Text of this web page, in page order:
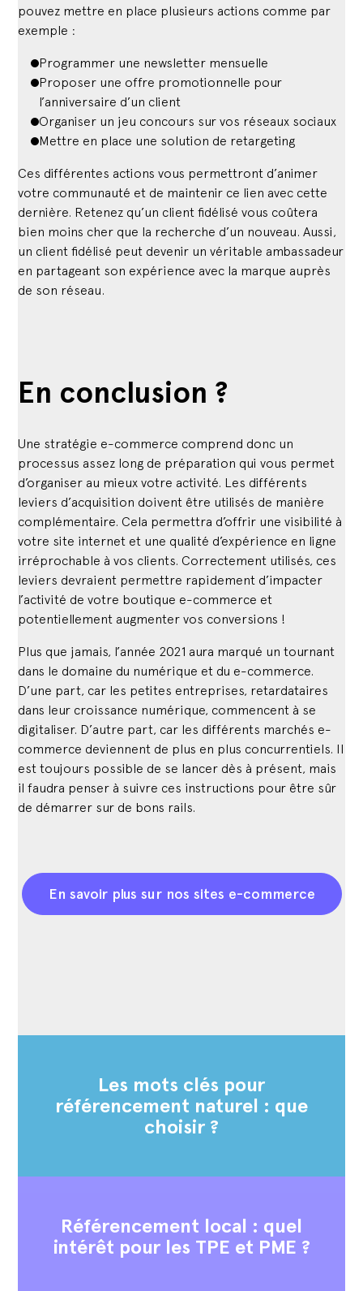
pouvez mettre en place plusieurs actions comme par
exemple :
Programmer une newsletter mensuelle
Proposer une offre promotionnelle pour
l’anniversaire d’un client
Organiser un jeu concours sur vos réseaux sociaux
Mettre en place une solution de retargeting
Ces différentes actions vous permettront d’animer
votre communauté et de maintenir ce lien avec cette
dernière. Retenez qu’un client fidélisé vous coûtera
bien moins cher que la recherche d’un nouveau. Aussi,
un client fidélisé peut devenir un véritable ambassadeur
en partageant son expérience avec la marque auprès
de son réseau.
En conclusion ?
Une stratégie e-commerce comprend donc un
processus assez long de préparation qui vous permet
d’organiser au mieux votre activité. Les différents
leviers d’acquisition doivent être utilisés de manière
complémentaire. Cela permettra d’offrir une visibilité à
votre site internet et une qualité d’expérience en ligne
irréprochable à vos clients. Correctement utilisés, ces
leviers devraient permettre rapidement d’impacter
l’activité de votre boutique e-commerce et
potentiellement augmenter vos conversions !
Plus que jamais, l’année 2021 aura marqué un tournant
dans le domaine du numérique et du e-commerce.
D’une part, car les petites entreprises, retardataires
dans leur croissance numérique, commencent à se
digitaliser. D’autre part, car les différents marchés e-
commerce deviennent de plus en plus concurrentiels. Il
est toujours possible de se lancer dès à présent, mais
il faudra penser à suivre ces instructions pour être sûr
de démarrer sur de bons rails.
En savoir plus sur nos sites e-commerce
Les mots clés pour
référencement naturel : que
choisir ?
Référencement local : quel
intérêt pour les TPE et PME ?